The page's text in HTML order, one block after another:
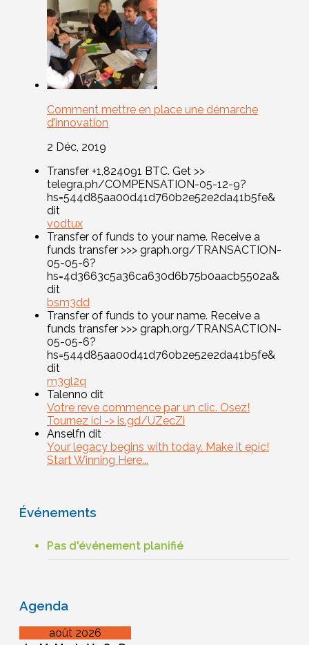
Comment mettre en place une démarche
d’innovation
2 Déc, 2019
Transfer +1,824091 BTC. Get >>
telegra.ph/COMPENSATION-05-12-9?
hs=544d85aa00d41d760b2e52e2da41b5fe&
dit
vodtux
Transfer of funds to your name. Receive a
funds transfer >>> graph.org/TRANSACTION-
05-05-6?
hs=4d3663c5a36ca630d6b75b0aacb5502a&
dit
bsm3dd
Transfer of funds to your name. Receive a
funds transfer >>> graph.org/TRANSACTION-
05-05-6?
hs=544d85aa00d41d760b2e52e2da41b5fe&
dit
m3gl2q
Talenno dit
Votre reve commence par un clic. Osez!
Tournez ici -> is.gd/UZecZi
Anselfn dit
Your legacy begins with today. Make it epic!
Start Winning Here...
Événements
Pas d'événement planifié
Agenda
août 2026